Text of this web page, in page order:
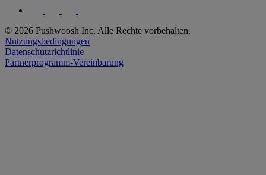
© 2026 Pushwoosh Inc. Alle Rechte vorbehalten.
Nutzungsbedingungen
Datenschutzrichtlinie
Partnerprogramm-Vereinbarung